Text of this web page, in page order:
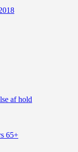
af hold
65+